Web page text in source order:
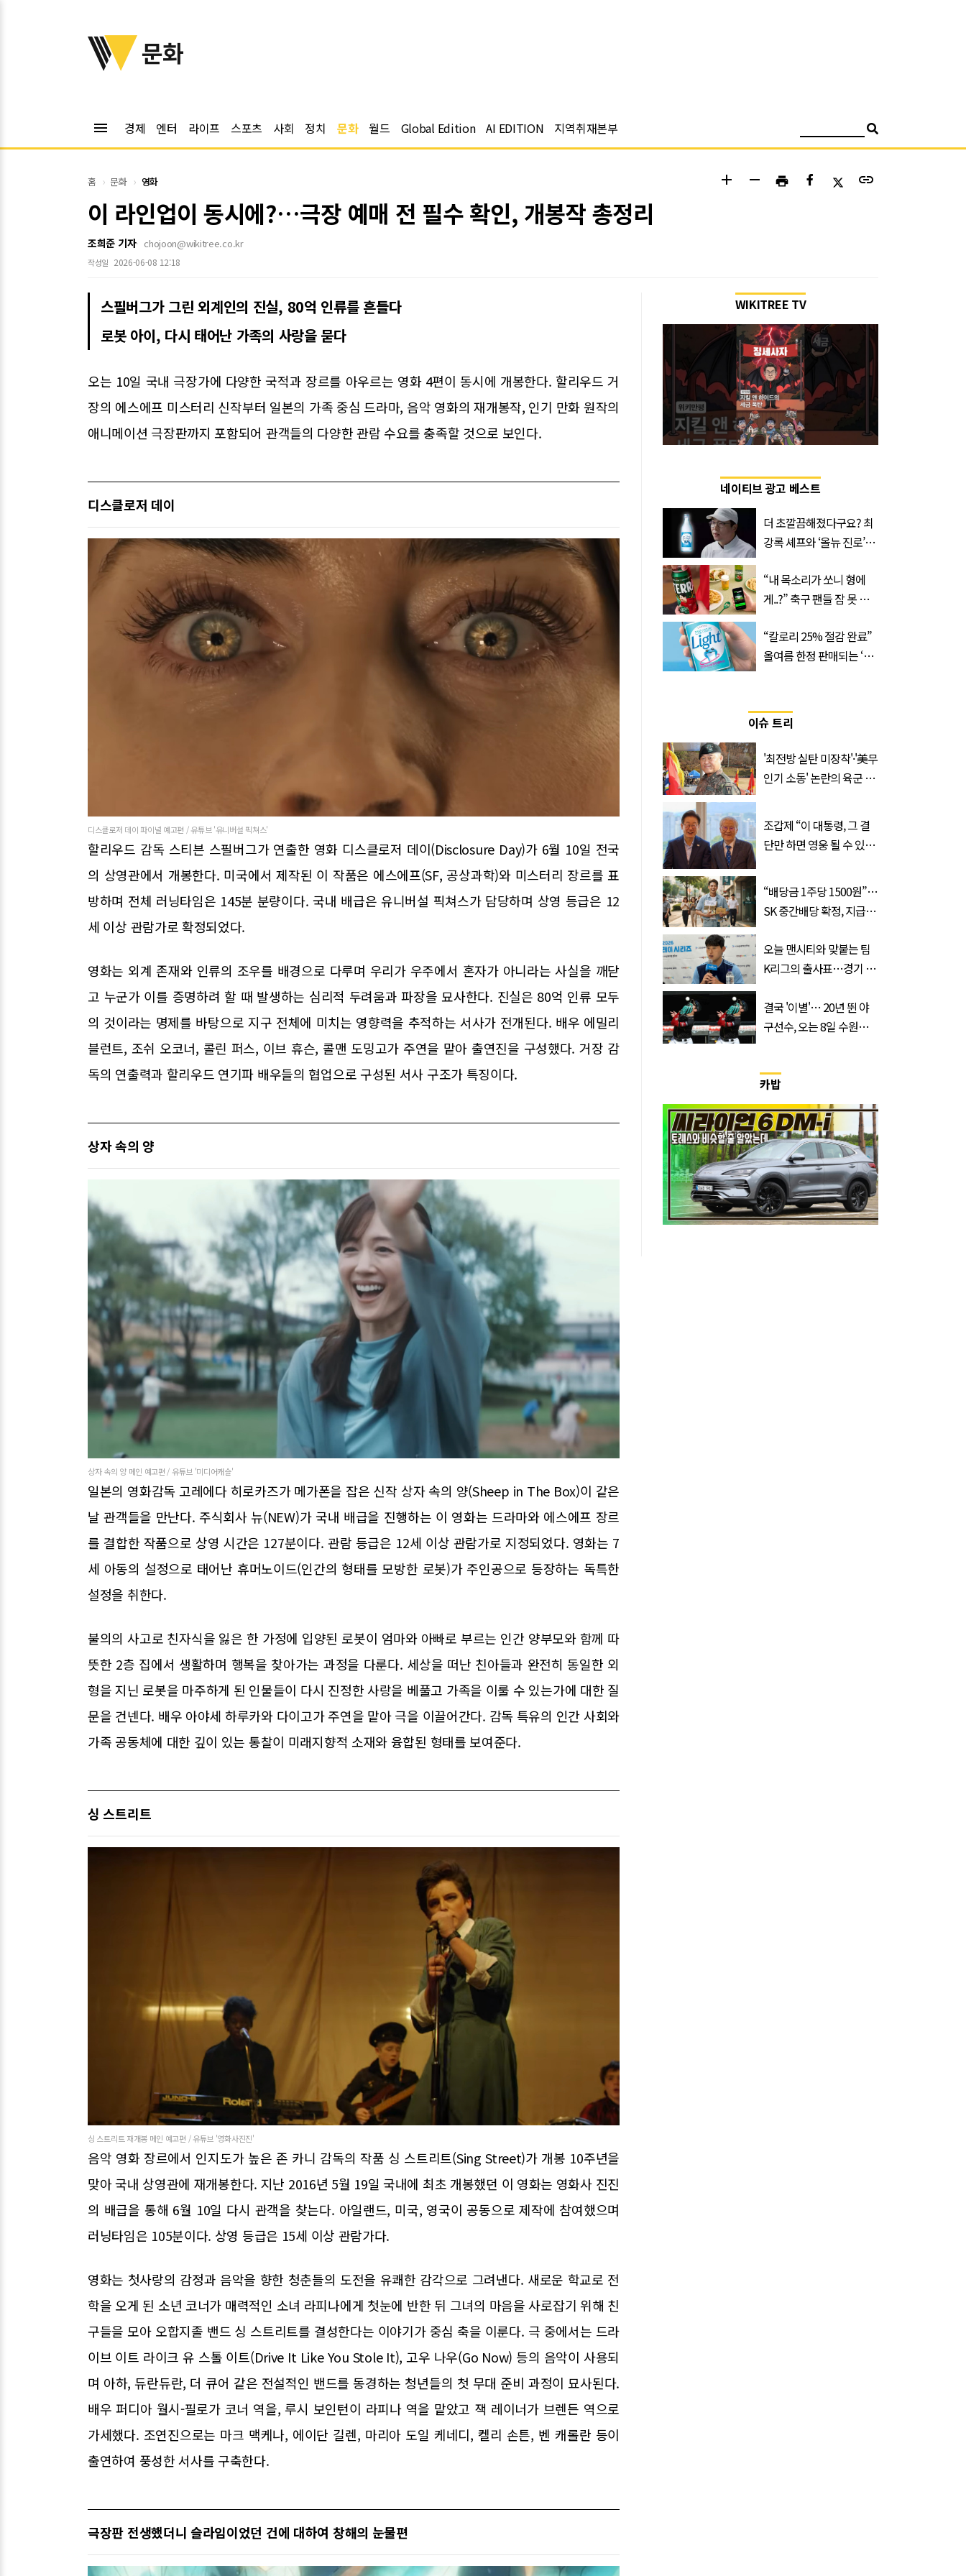
위키트리
문화
menu 경제 엔터 라이프 스포츠 사회 정치 문화 월드 Global Edition AI EDITION 지역취재본부
홈 문화 영화 add remove print link
이 라인업이 동시에?…극장 예매 전 필수 확인, 개봉작 총정리
조희준 기자 chojoon@wikitree.co.kr
작성일 2026-06-08 12:18
스필버그가 그린 외계인의 진실, 80억 인류를 흔들다
로봇 아이, 다시 태어난 가족의 사랑을 묻다
오는 10일 국내 극장가에 다양한 국적과 장르를 아우르는 영화 4편이 동시에 개봉한다. 할리우드 거
장의 에스에프 미스터리 신작부터 일본의 가족 중심 드라마, 음악 영화의 재개봉작, 인기 만화 원작의
애니메이션 극장판까지 포함되어 관객들의 다양한 관람 수요를 충족할 것으로 보인다.
디스클로저 데이
디스클로저 데이 파이널 예고편 / 유튜브 '유니버설 픽쳐스'
할리우드 감독 스티븐 스필버그가 연출한 영화 디스클로저 데이(Disclosure Day)가 6월 10일 전국
의 상영관에서 개봉한다. 미국에서 제작된 이 작품은 에스에프(SF, 공상과학)와 미스터리 장르를 표
방하며 전체 러닝타임은 145분 분량이다. 국내 배급은 유니버설 픽쳐스가 담당하며 상영 등급은 12
세 이상 관람가로 확정되었다.
영화는 외계 존재와 인류의 조우를 배경으로 다루며 우리가 우주에서 혼자가 아니라는 사실을 깨닫
고 누군가 이를 증명하려 할 때 발생하는 심리적 두려움과 파장을 묘사한다. 진실은 80억 인류 모두
의 것이라는 명제를 바탕으로 지구 전체에 미치는 영향력을 추적하는 서사가 전개된다. 배우 에밀리
블런트, 조쉬 오코너, 콜린 퍼스, 이브 휴슨, 콜맨 도밍고가 주연을 맡아 출연진을 구성했다. 거장 감
독의 연출력과 할리우드 연기파 배우들의 협업으로 구성된 서사 구조가 특징이다.
상자 속의 양
상자 속의 양 메인 예고편 / 유튜브 '미디어캐슬'
일본의 영화감독 고레에다 히로카즈가 메가폰을 잡은 신작 상자 속의 양(Sheep in The Box)이 같은
날 관객들을 만난다. 주식회사 뉴(NEW)가 국내 배급을 진행하는 이 영화는 드라마와 에스에프 장르
를 결합한 작품으로 상영 시간은 127분이다. 관람 등급은 12세 이상 관람가로 지정되었다. 영화는 7
세 아동의 설정으로 태어난 휴머노이드(인간의 형태를 모방한 로봇)가 주인공으로 등장하는 독특한
설정을 취한다.
불의의 사고로 친자식을 잃은 한 가정에 입양된 로봇이 엄마와 아빠로 부르는 인간 양부모와 함께 따
뜻한 2층 집에서 생활하며 행복을 찾아가는 과정을 다룬다. 세상을 떠난 친아들과 완전히 동일한 외
형을 지닌 로봇을 마주하게 된 인물들이 다시 진정한 사랑을 베풀고 가족을 이룰 수 있는가에 대한 질
문을 건넨다. 배우 아야세 하루카와 다이고가 주연을 맡아 극을 이끌어간다. 감독 특유의 인간 사회와
가족 공동체에 대한 깊이 있는 통찰이 미래지향적 소재와 융합된 형태를 보여준다.
싱 스트리트
싱 스트리트 재개봉 메인 예고편 / 유튜브 '영화사진진'
음악 영화 장르에서 인지도가 높은 존 카니 감독의 작품 싱 스트리트(Sing Street)가 개봉 10주년을
맞아 국내 상영관에 재개봉한다. 지난 2016년 5월 19일 국내에 최초 개봉했던 이 영화는 영화사 진진
의 배급을 통해 6월 10일 다시 관객을 찾는다. 아일랜드, 미국, 영국이 공동으로 제작에 참여했으며
러닝타임은 105분이다. 상영 등급은 15세 이상 관람가다.
영화는 첫사랑의 감정과 음악을 향한 청춘들의 도전을 유쾌한 감각으로 그려낸다. 새로운 학교로 전
학을 오게 된 소년 코너가 매력적인 소녀 라피나에게 첫눈에 반한 뒤 그녀의 마음을 사로잡기 위해 친
구들을 모아 오합지졸 밴드 싱 스트리트를 결성한다는 이야기가 중심 축을 이룬다. 극 중에서는 드라
이브 이트 라이크 유 스톨 이트(Drive It Like You Stole It), 고우 나우(Go Now) 등의 음악이 사용되
며 아하, 듀란듀란, 더 큐어 같은 전설적인 밴드를 동경하는 청년들의 첫 무대 준비 과정이 묘사된다.
배우 퍼디아 월시-필로가 코너 역을, 루시 보인턴이 라피나 역을 맡았고 잭 레이너가 브렌든 역으로
가세했다. 조연진으로는 마크 맥케나, 에이단 길렌, 마리아 도일 케네디, 켈리 손튼, 벤 캐롤란 등이
출연하여 풍성한 서사를 구축한다.
극장판 전생했더니 슬라임이었던 건에 대하여 창해의 눈물편
WIKITREE TV
네이티브 광고 베스트
더 초깔끔해졌다구요? 최
강록 셰프와 ‘올뉴 진로’의
“내 목소리가 쏘니 형에
게..?” 축구 팬들 잠 못 들
트
“칼로리 25% 절감 완료”
올여름 한정 판매되는 ‘최
이슈 트리
'최전방 실탄 미장착'·'美무
인기 소동' 논란의 육군 1
조갑제 “이 대통령, 그 결
단만 하면 영웅 될 수 있
“배당금 1주당 1500원”…
SK 중간배당 확정, 지급일
오늘 맨시티와 맞붙는 팀
K리그의 출사표…경기 시
결국 '이별'… 20년 뛴 야
구선수, 오는 8일 수원서
카밥